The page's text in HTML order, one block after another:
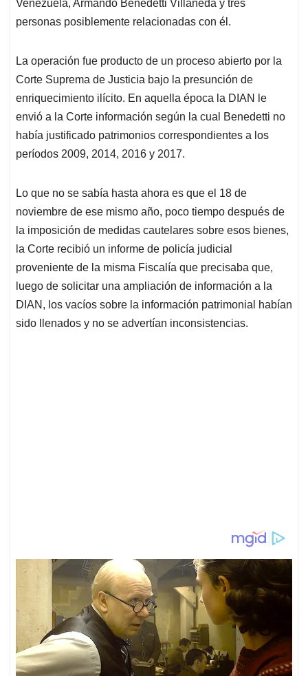
Venezuela, Armando Benedetti Villaneda y tres
personas posiblemente relacionadas con él.
La operación fue producto de un proceso abierto por la
Corte Suprema de Justicia bajo la presunción de
enriquecimiento ilícito. En aquella época la DIAN le
envió a la Corte información según la cual Benedetti no
había justificado patrimonios correspondientes a los
períodos 2009, 2014, 2016 y 2017.
Lo que no se sabía hasta ahora es que el 18 de
noviembre de ese mismo año, poco tiempo después de
la imposición de medidas cautelares sobre esos bienes,
la Corte recibió un informe de policía judicial
proveniente de la misma Fiscalía que precisaba que,
luego de solicitar una ampliación de información a la
DIAN, los vacíos sobre la información patrimonial habían
sido llenados y no se advertían inconsistencias.